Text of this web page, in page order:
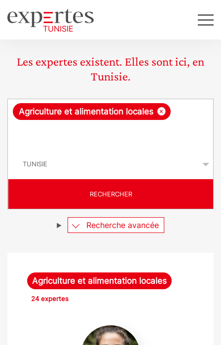
Les expertes existent. Elles sont ici, en
Tunisie.
R
ê
e
×
Agriculture et alimentation locales
RECHERCHER
Recherche avancée
Agriculture et alimentation locales
24 expertes
Lisa
Bertrand